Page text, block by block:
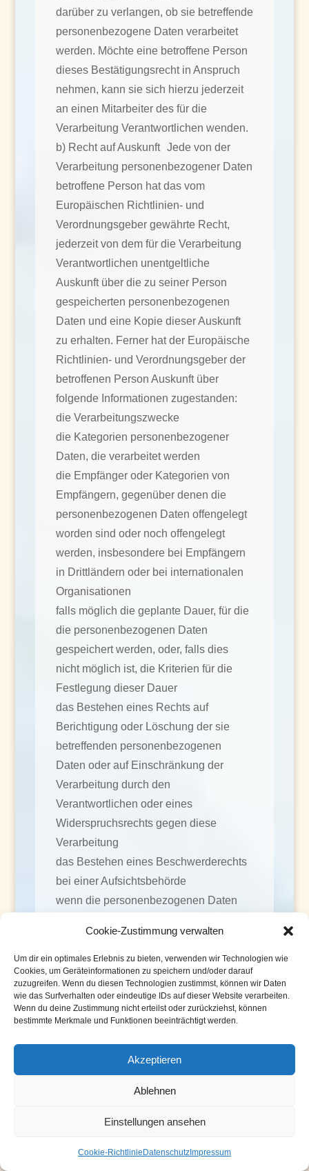
Cookie-Zustimmung verwalten
Um dir ein optimales Erlebnis zu bieten, verwenden wir Technologien wie
Cookies, um Geräteinformationen zu speichern und/oder darauf
zuzugreifen. Wenn du diesen Technologien zustimmst, können wir Daten
wie das Surfverhalten oder eindeutige IDs auf dieser Website verarbeiten.
Wenn du deine Zustimmung nicht erteilst oder zurückziehst, können
bestimmte Merkmale und Funktionen beeinträchtigt werden.
Akzeptieren
Ablehnen
Einstellungen ansehen
Cookie-Richtlinie Datenschutz Impressum
darüber zu verlangen, ob sie betreffende
personenbezogene Daten verarbeitet
werden. Möchte eine betroffene Person
dieses Bestätigungsrecht in Anspruch
nehmen, kann sie sich hierzu jederzeit
an einen Mitarbeiter des für die
Verarbeitung Verantwortlichen wenden.
b) Recht auf Auskunft Jede von der
Verarbeitung personenbezogener Daten
betroffene Person hat das vom
Europäischen Richtlinien- und
Verordnungsgeber gewährte Recht,
jederzeit von dem für die Verarbeitung
Verantwortlichen unentgeltliche
Auskunft über die zu seiner Person
gespeicherten personenbezogenen
Daten und eine Kopie dieser Auskunft
zu erhalten. Ferner hat der Europäische
Richtlinien- und Verordnungsgeber der
betroffenen Person Auskunft über
folgende Informationen zugestanden:
die Verarbeitungszwecke
die Kategorien personenbezogener
Daten, die verarbeitet werden
die Empfänger oder Kategorien von
Empfängern, gegenüber denen die
personenbezogenen Daten offengelegt
worden sind oder noch offengelegt
werden, insbesondere bei Empfängern
in Drittländern oder bei internationalen
Organisationen
falls möglich die geplante Dauer, für die
die personenbezogenen Daten
gespeichert werden, oder, falls dies
nicht möglich ist, die Kriterien für die
Festlegung dieser Dauer
das Bestehen eines Rechts auf
Berichtigung oder Löschung der sie
betreffenden personenbezogenen
Daten oder auf Einschränkung der
Verarbeitung durch den
Verantwortlichen oder eines
Widerspruchsrechts gegen diese
Verarbeitung
das Bestehen eines Beschwerderechts
bei einer Aufsichtsbehörde
wenn die personenbezogenen Daten
erhoben werden: Alle verfügbaren
Informationen über die Herkunft der
Daten
das Bestehen einer automatisierten
Entscheidungsfindung einschließlich
DS-GVO und — zumindest in diesen
Fällen — aussagekräftige Informationen
über die involvierte Logik sowie die
Verarbeitung für die betroffene Person